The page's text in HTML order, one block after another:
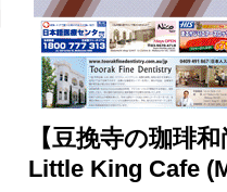
【豆挽寺の珈琲
Little King Cafe